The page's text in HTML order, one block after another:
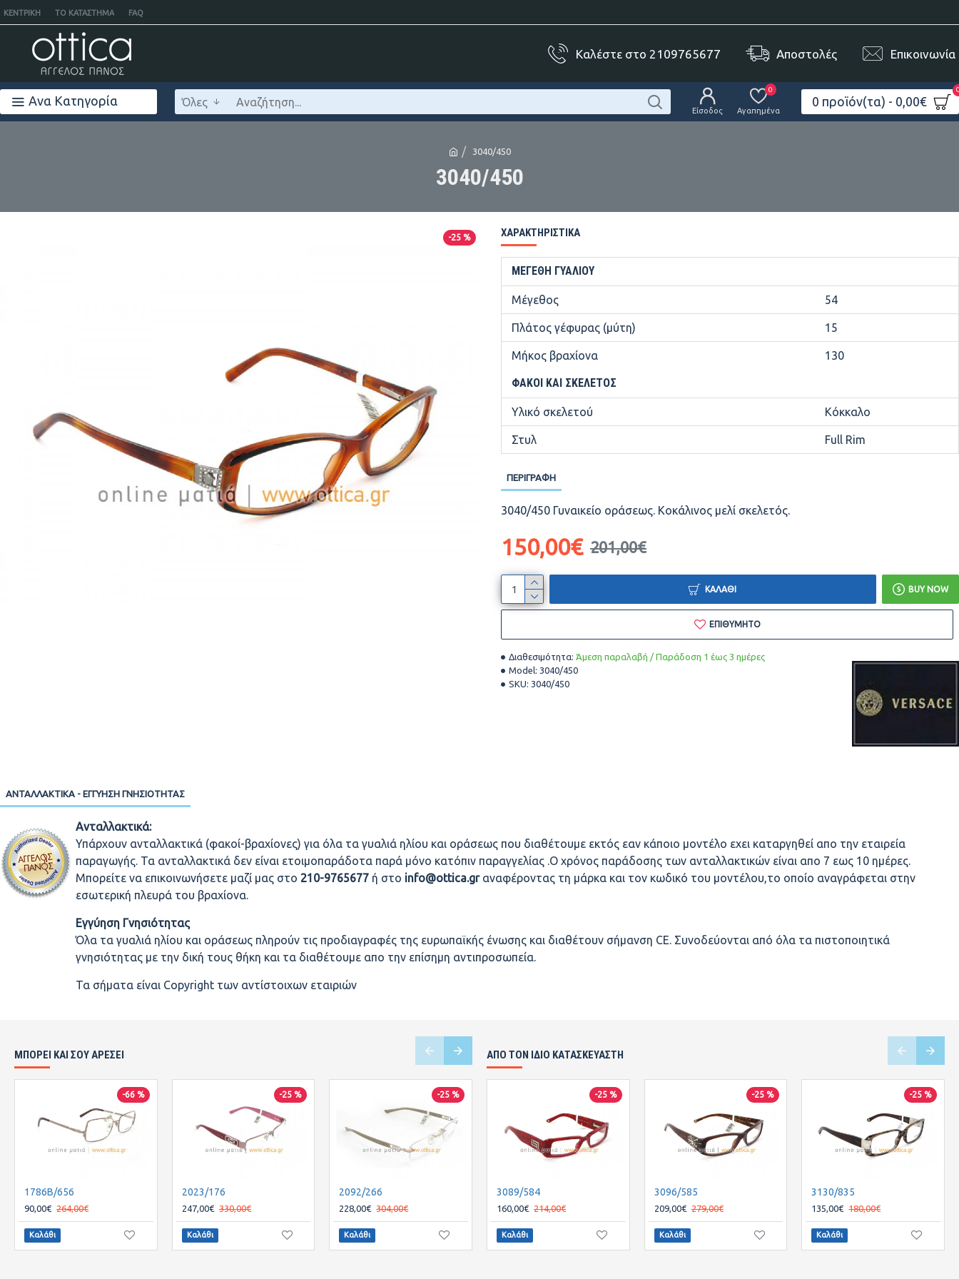
ΚΕΝΤΡΙΚΉ ΤΟ ΚΑΤΆΣΤΗΜΑ FAQ
Καλέστε στο 2109765677 Αποστολές Επικοινωνία
Ανα Κατηγορία Όλες
Είσοδος Αγαπημένα
0
0 προϊόν(τα) - 0,00€
3040/450
3040/450
-25 % ΧΑΡΑΚΤΗΡΙΣΤΙΚΆ
ΜΕΓΈΘΗ ΓΥΑΛΙΟΎ
Μέγεθος 54
Πλάτος γέφυρας (μύτη) 15
Μήκος βραχίονα 130
ΦΑΚΟΊ ΚΑΙ ΣΚΕΛΕΤΌΣ
Υλικό σκελετού Κόκκαλο
Στυλ Full Rim
ΠΕΡΙΓΡΑΦΉ
3040/450 Γυναικείο οράσεως. Κοκάλινος μελί σκελετός.
Διαθεσιμότητα: Άμεση παραλαβή / Παράδοση 1 έως 3 ημέρες
Model: 3040/450
SKU: 3040/450
150,00€ 201,00€
ΚΑΛΆΘΙ BUY NOW
ΕΠΙΘΥΜΗΤΌ
ΑΝΤΑΛΛΑΚΤΙΚΆ - ΕΓΓΎΗΣΗ ΓΝΗΣΙΌΤΗΤΑΣ
Ανταλλακτικά:
Υπάρχουν ανταλλακτικά (φακοί-βραχίονες) για όλα τα γυαλιά ηλίου και οράσεως που διαθέτουμε εκτός εαν κάποιο μοντέλο εχει καταργηθεί απο την εταιρεία
παραγωγής. Τα ανταλλακτικά δεν είναι ετοιμοπαράδοτα παρά μόνο κατόπιν παραγγελίας .Ο χρόνος παράδοσης των ανταλλακτικών είναι απο 7 εως 10 ημέρες.
Μπορείτε να επικοινωνήσετε μαζί μας στο 210-9765677 ή στο info@ottica.gr αναφέροντας τη μάρκα και τον κωδικό του μοντέλου,το οποίο αναγράφεται στην
εσωτερική πλευρά του βραχίονα.
Εγγύηση Γνησιότητας
Όλα τα γυαλιά ηλίου και οράσεως πληρούν τις προδιαγραφές της ευρωπαϊκής ένωσης και διαθέτουν σήμανση CE. Συνοδεύονται από όλα τα πιστοποιητικά
γνησιότητας με την δική τους θήκη και τα διαθέτουμε απο την επίσημη αντιπροσωπεία.
Τα σήματα είναι Copyright των αντίστοιχων εταιριών
ΜΠΟΡΕΙ ΚΑΙ ΣΟΥ ΑΡΕΣΕΙ
-66 %
1786B/656
90,00€ 264,00€
Καλάθι
-25 %
2023/176
247,00€ 330,00€
Καλάθι
-25 %
2092/266
228,00€ 304,00€
Καλάθι
-25 %
2514/412
90,00€ 120,00€
Καλάθι
-25 %
2515/299
90,00€ 120,00€
Καλάθι
ΑΠΌ ΤΟΝ ΊΔΙΟ ΚΑΤΑΣΚΕΥΑΣΤΉ
-25 %
3089/584
160,00€ 214,00€
Καλάθι
-25 %
3096/585
209,00€ 279,00€
Καλάθι
-25 %
3130/835
135,00€ 180,00€
Καλάθι